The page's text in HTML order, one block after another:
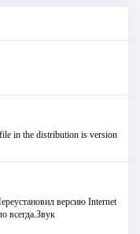
in the distribution is version
версию Internet
всегда.Звук